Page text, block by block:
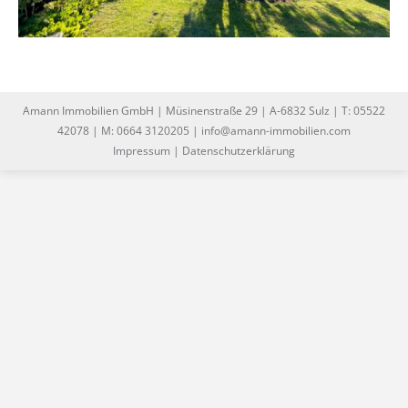
Amann Immobilien GmbH | Müsinenstraße 29 | A-6832 Sulz | T: 05522
42078 | M: 0664 3120205 | info@amann-immobilien.com
Impressum | Datenschutzerklärung